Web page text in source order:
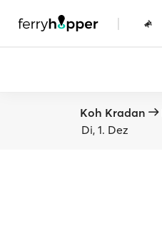
|
Koh Kradan
Di, 1. Dez